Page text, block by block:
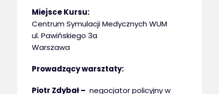
Miejsce Kursu:
Centrum Symulacji Medycznych WUM
ul. Pawińskiego 3a
Warszawa
Prowadzący warsztaty:
Piotr Zdybał – negocjator policyjny w